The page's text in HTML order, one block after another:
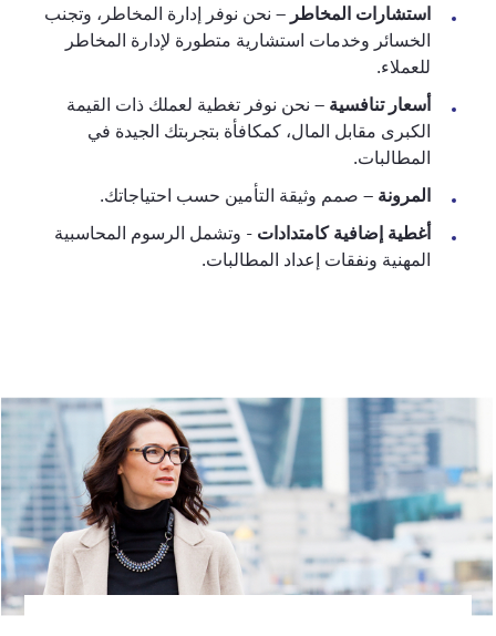
استشارات المخاطر – نحن نوفر إدارة المخاطر، وتجنب
الخسائر وخدمات استشارية متطورة لإدارة المخاطر
للعملاء.
أسعار تنافسية – نحن نوفر تغطية لعملك ذات القيمة
الكبرى مقابل المال، كمكافأة بتجربتك الجيدة في
المطالبات.
المرونة – صمم وثيقة التأمين حسب احتياجاتك.
أغطية إضافية كامتدادات- وتشمل الرسوم المحاسبية
المهنية ونفقات إعداد المطالبات.